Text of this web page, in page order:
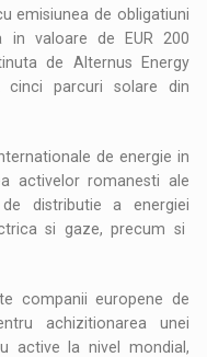
emisiunea de obligatiuni
in valoare de EUR 200
de Alternus Energy
cinci parcuri solare din
de energie in
activelor romanesti ale
distributie a energiei
si gaze, precum si
companii europene de
achizitionarea unei
active la nivel mondial,